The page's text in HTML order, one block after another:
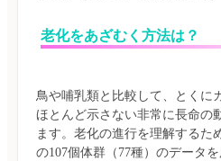
老化をあざむく方法は？
鳥や哺乳類と比較して、とくに
ほとんど示さない非常に長命の
ます。老化の進行を理解するた
の107個体群（77種）のデータ